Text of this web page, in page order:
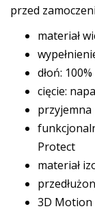
przed
materiał
dłoń:
cięcie:
Protect
materiał
3D Motion